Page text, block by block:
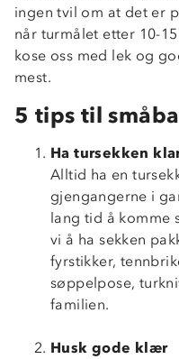
ingen tvil om at det er
når turmålet etter 10-
kose oss med lek og
mest.
5 tips til
Ha tursekken
Alltid ha en
gjengangerne i
lang tid å komme
vi å ha sekken
fyrstikker,
søppelpose,
familien.
Husk gode klær